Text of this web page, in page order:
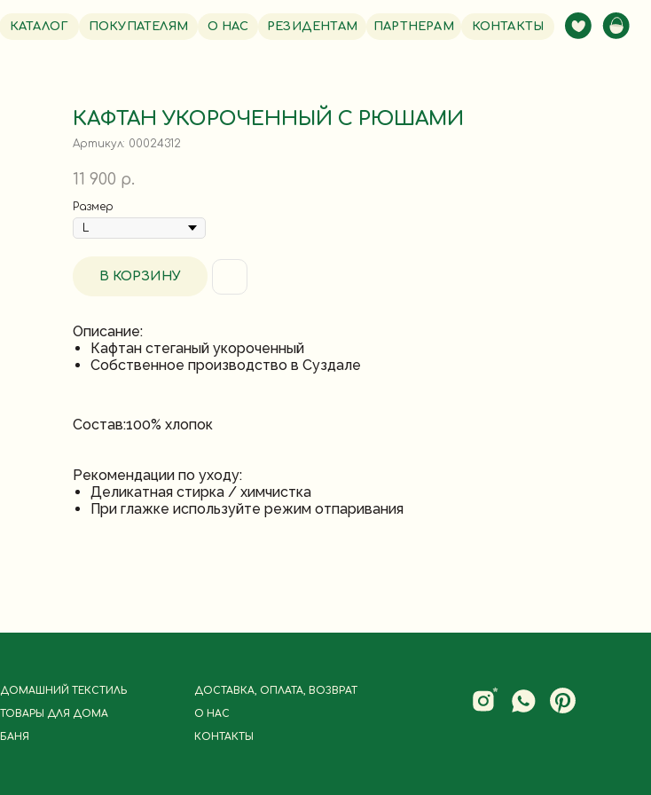
КАТАЛОГ ПОКУПАТЕЛЯМ О НАС КОНТАКТЫ
РЕЗИДЕНТАМ ПАРТНЕРАМ
КАФТАН УКОРОЧЕННЫЙ С РЮШАМИ
Артикул: 00024312
11 900 р.
Размер
В КОРЗИНУ
Описание:
Кафтан стеганый укороченный
Собственное производство в Суздале
Состав:100% хлопок
Рекомендации по уходу:
Деликатная стирка / химчистка
При глажке используйте режим отпаривания
ДОМАШНИЙ ТЕКСТИЛЬ
ТОВАРЫ ДЛЯ ДОМА
БАНЯ
ДОСТАВКА, ОПЛАТА, ВОЗВРАТ
О НАС
КОНТАКТЫ